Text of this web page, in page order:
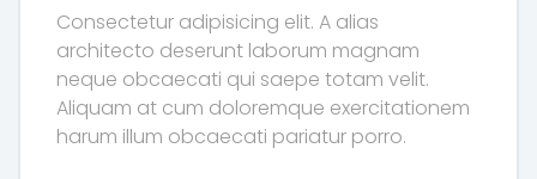
Consectetur adipisicing elit. A alias
architecto deserunt laborum magnam
neque obcaecati qui saepe totam velit.
Aliquam at cum doloremque exercitationem
harum illum obcaecati pariatur porro.